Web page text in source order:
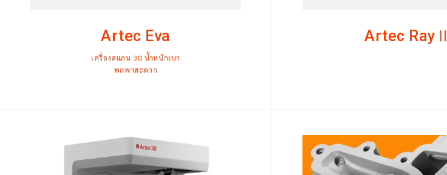
Artec Eva
เครื่องสแกน 3D น้ำหนักเบา
พกพาสะดวก
Artec RayⅡ